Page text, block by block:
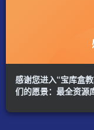
感谢您进入“宝库盒
们的愿景：最全资源